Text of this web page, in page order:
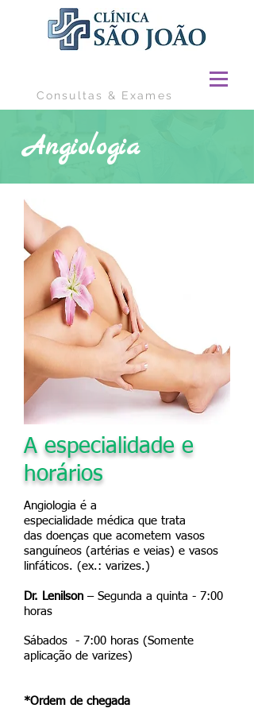
Consultas & Exames
Angiologia
A especialidade e
horários
Angiologia é a
especialidade médica que trata
das doenças que acometem vasos
sanguíneos (artérias e veias) e vasos
linfáticos. (ex.: varizes.)
Dr. Lenilson – Segunda a quinta - 7:00
horas
Sábados - 7:00 horas (Somente
aplicação de varizes)
*Ordem de chegada